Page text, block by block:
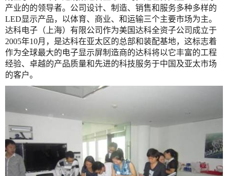
产业的的领导者。公司设计、制造、销售和服务多种多样的
LED显示产品，以体育、商业、和运输三个主要市场为主。
达科电子（上海）有限公司作为美国达科全资子公司成立于
2005年10月，是达科在亚太区的总部和装配基地，这标志着
作为全球最大的电子显示屏制造商的达科将以它丰富的工程
经验、卓越的产品质量和先进的科技服务于中国及亚太市场
的客户。